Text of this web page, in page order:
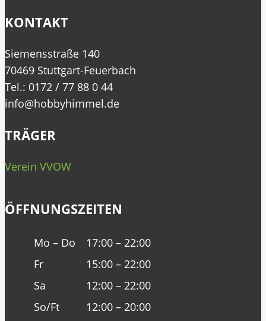
KONTAKT
Siemensstraße 140
70469 Stuttgart-Feuerbach
Tel.: 0172 / 77 88 0 44
info@hobbyhimmel.de
TRÄGER
Verein VVOW
ÖFFNUNGSZEITEN
Mo – Do
17:00 – 22:00
Fr
15:00 – 22:00
Sa
12:00 – 22:00
So/Ft
12:00 – 20:00